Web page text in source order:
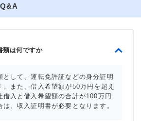
類は何ですか
として、運転免許証などの身分証明
。また、借入希望額が50万円を超え
借入と借入希望額の合計が100万円
は、収入証明書が必要となります。